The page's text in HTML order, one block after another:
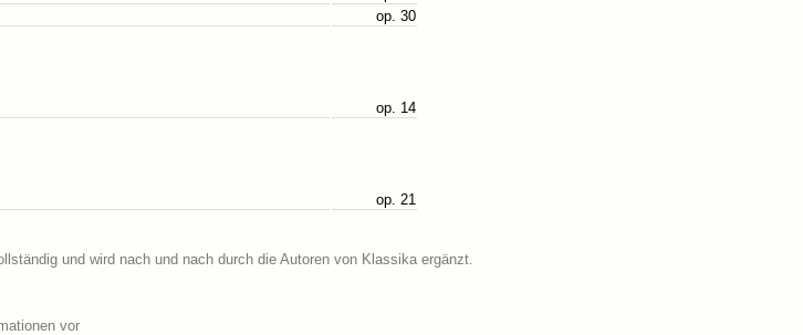
op. 30
op. 14
op. 21
und wird nach und nach durch die Autoren von Klassika ergänzt.
vor